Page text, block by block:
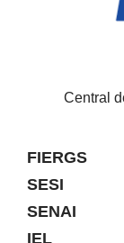
Central
FIERGS
SESI
SENAI
IEL